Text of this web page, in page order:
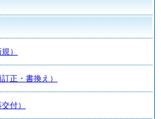
）
正・書換え）
付）